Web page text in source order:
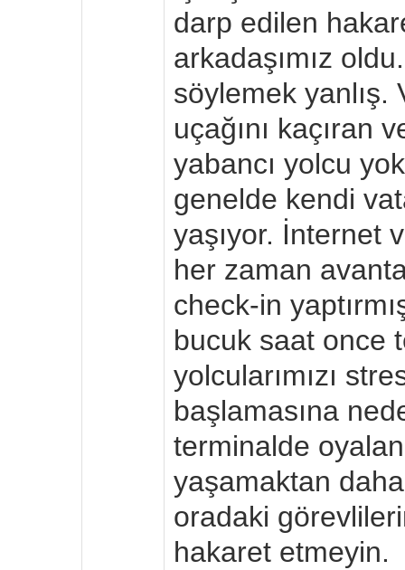
darp edilen
arkadaşımız
söylemek
uçağını kaçıran
yabancı yolcu
genelde kendi
yaşıyor. İnternet
her zaman
check-in
bucuk saat once
yolcularımızı
başlamasına
terminalde
yaşamaktan
oradaki
hakaret etmeyin.